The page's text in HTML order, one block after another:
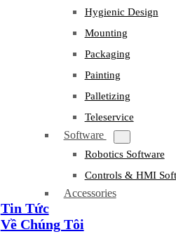
Hygienic Design
Mounting
Packaging
Painting
Palletizing
Teleservice
Software
Robotics Software
Controls & HMI
Accessories
Tin Tức
Về Chúng Tôi